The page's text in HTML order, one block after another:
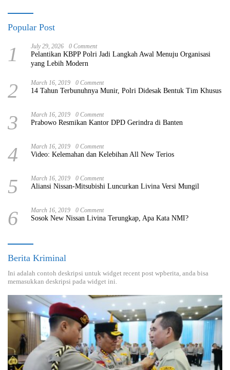
Popular Post
1 July 29, 2026 0 Comment
Pelantikan KBPP Polri Jadi Langkah Awal Menuju Organisasi
yang Lebih Modern
2 March 16, 2019 0 Comment
14 Tahun Terbunuhnya Munir, Polri Didesak Bentuk Tim Khusus
3 March 16, 2019 0 Comment
Prabowo Resmikan Kantor DPD Gerindra di Banten
4 March 16, 2019 0 Comment
Video: Kelemahan dan Kelebihan All New Terios
5 March 16, 2019 0 Comment
Aliansi Nissan-Mitsubishi Luncurkan Livina Versi Mungil
6 March 16, 2019 0 Comment
Sosok New Nissan Livina Terungkap, Apa Kata NMI?
Berita Kriminal
Ini adalah contoh deskripsi untuk widget recent post wpberita, anda bisa
memasukkan deskripsi pada widget ini.